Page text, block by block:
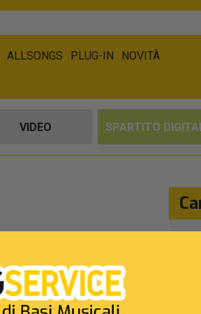
ALLSONGS PLUG-IN
NOVITÀ
VIDEO SPARTITO